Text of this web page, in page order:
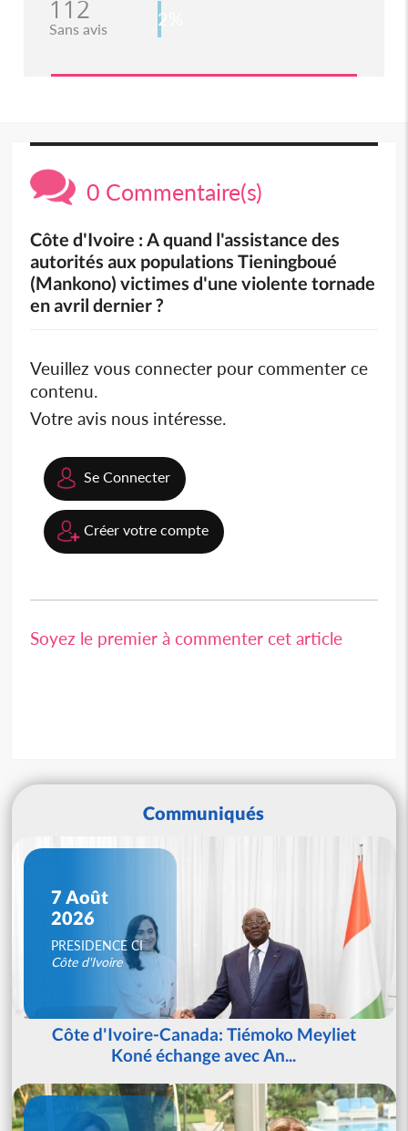
112
Sans avis 2%
0 Commentaire(s)
Côte d'Ivoire : A quand l'assistance des
autorités aux populations Tieningboué
(Mankono) victimes d'une violente tornade
en avril dernier ?
Veuillez vous connecter pour commenter ce
contenu.
Votre avis nous intéresse.
Se Connecter
Créer votre compte
Soyez le premier à commenter cet article
Communiqués
7 Août
2026
PRESIDENCE CI
Côte d'Ivoire
Côte d'Ivoire-Canada: Tiémoko Meyliet
Koné échange avec An...